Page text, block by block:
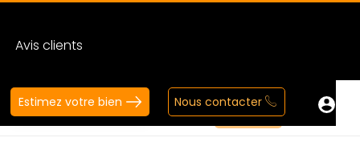
Avis clients
Estimez votre bien Nous contacter